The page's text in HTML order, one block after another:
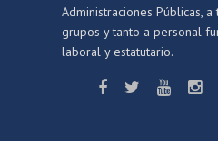
Administraciones Públicas,
grupos y tanto a personal
laboral y estatutario.